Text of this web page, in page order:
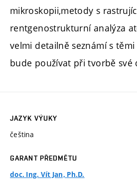
mikroskopii,metody s
rentgenostrukturní analýza
velmi detailně seznámí s
bude používat při tvorbě své
JAZYK VÝUKY
čeština
GARANT PŘEDMĚTU
doc. Ing. Vít Jan, Ph.D.